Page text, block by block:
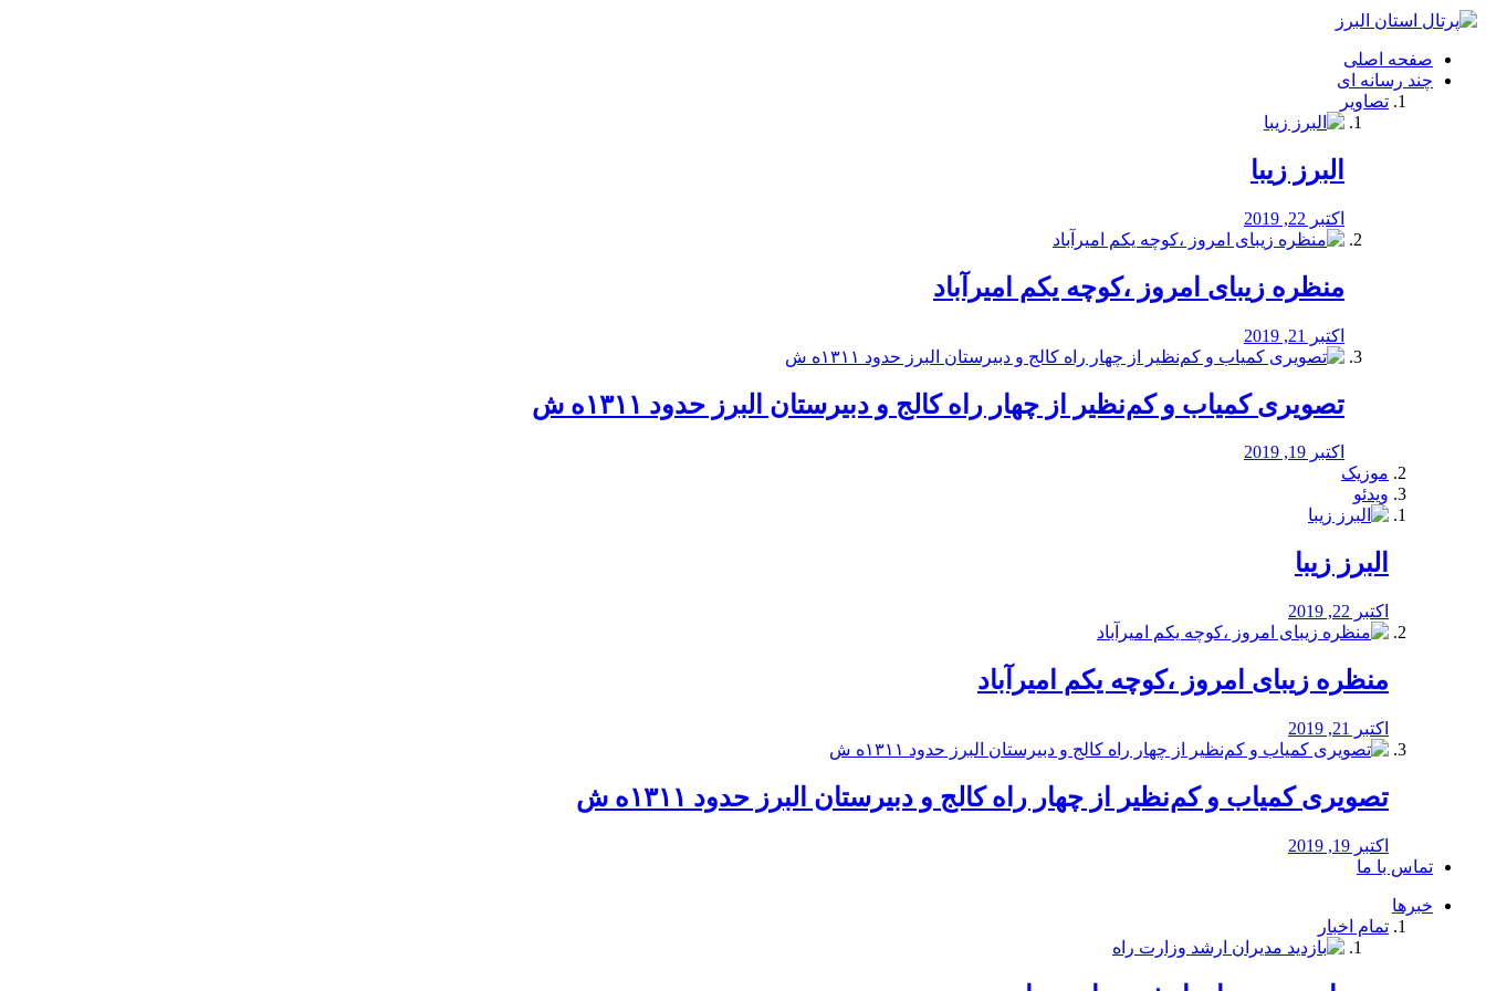
فصد
شرق
تهران
خشکشویی
صفحه اصلی
چند رسانه ای
تصاویر
البرز زیبا
اکتبر 22, 2019
منظره‌‌ زیبای امروز ،کوچه یکم امیرآباد
اکتبر 21, 2019
️تصویری کمیاب و کم‌نظیر از چهار راه كالج و دبيرستان البرز حدود ۱۳۱۱ه ش
اکتبر 19, 2019
موزیک
ویدئو
البرز زیبا
اکتبر 22, 2019
منظره‌‌ زیبای امروز ،کوچه یکم امیرآباد
اکتبر 21, 2019
️تصویری کمیاب و کم‌نظیر از چهار راه كالج و دبيرستان البرز حدود ۱۳۱۱ه ش
اکتبر 19, 2019
تماس با ما
خبرها
تمام اخبار